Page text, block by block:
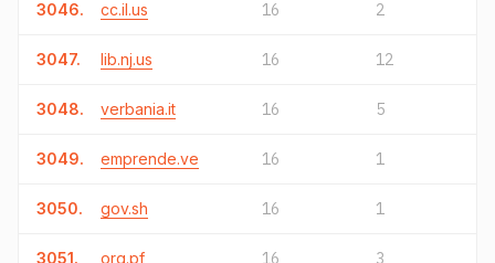
3046. cc.il.us 16 2
3047. lib.nj.us 16 12
3048. verbania.it 16 5
3049. emprende.ve 16 1
3050. gov.sh 16 1
3051. org.pf 16 3